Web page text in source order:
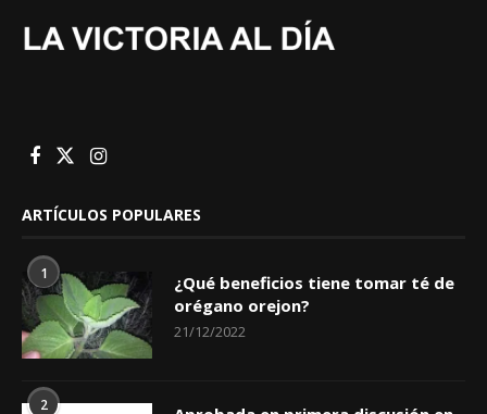
ARTÍCULOS POPULARES
1
¿Qué beneficios tiene tomar té de
orégano orejon?
21/12/2022
2